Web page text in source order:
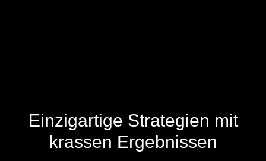
Einzigartige Strategien mit
krassen Ergebnissen